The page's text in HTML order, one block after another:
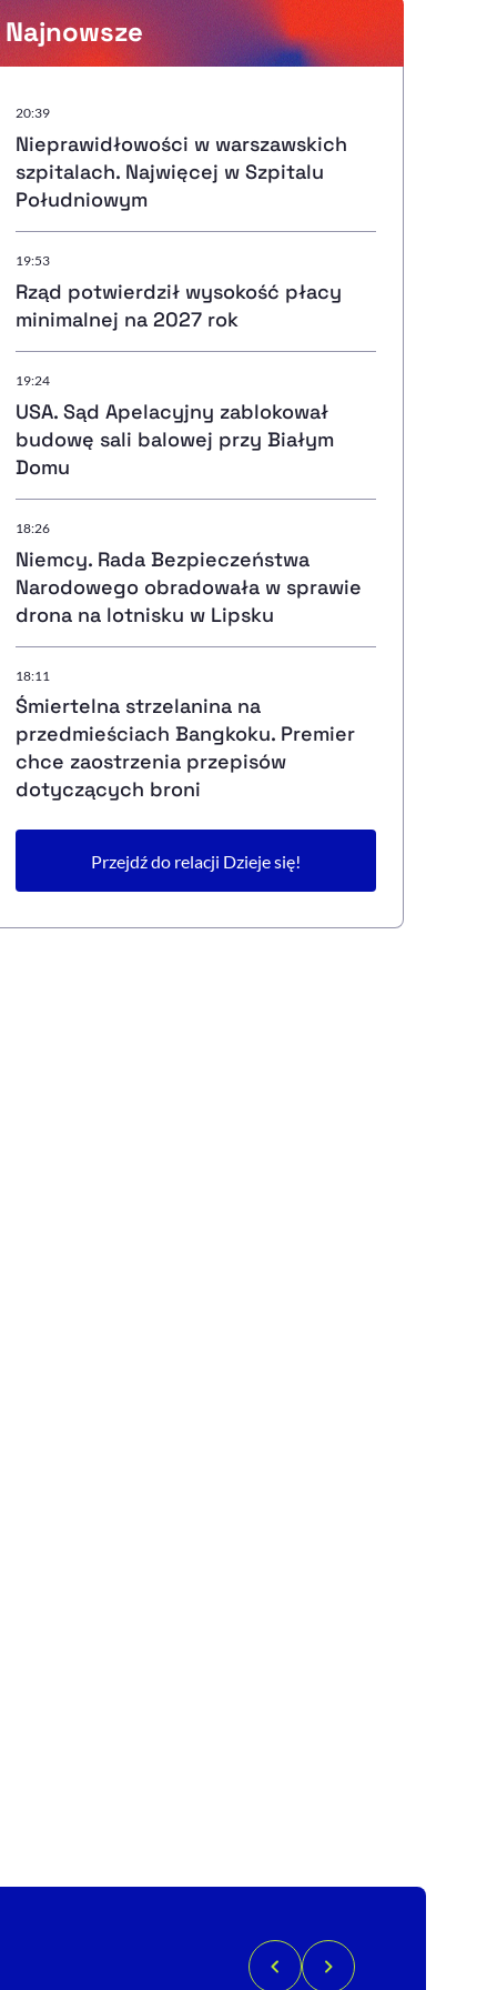
Ułatwienia dostępności wspierają:
Sprawdź, jak i dlaczego zwiększamy dostępność
Deklaracja dostępności, otwiera się w nowym oknie
Zgłoś problem
Najnowsze
20:39
Nieprawidłowości w warszawskich
szpitalach. Najwięcej w Szpitalu
Południowym
19:53
Rząd potwierdził wysokość płacy
minimalnej na 2027 rok
19:24
USA. Sąd Apelacyjny zablokował
budowę sali balowej przy Białym
Domu
18:26
Niemcy. Rada Bezpieczeństwa
Narodowego obradowała w sprawie
drona na lotnisku w Lipsku
18:11
Śmiertelna strzelanina na
przedmieściach Bangkoku. Premier
chce zaostrzenia przepisów
dotyczących broni
Przejdź do relacji Dzieje się!